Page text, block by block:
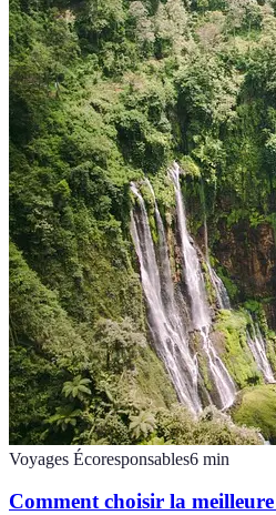
Voyages Écoresponsables6 min
Comment choisir la